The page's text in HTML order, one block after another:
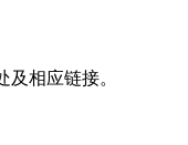
及相应链接。